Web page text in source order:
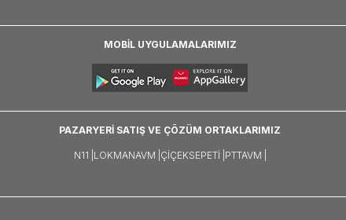
MOBİL UYGULAMALARIMIZ
PAZARYERİ SATIŞ VE ÇÖZÜM ORTAKLARIMIZ
N11 | LOKMANAVM | ÇIÇEKSEPETI | PTTAVM |